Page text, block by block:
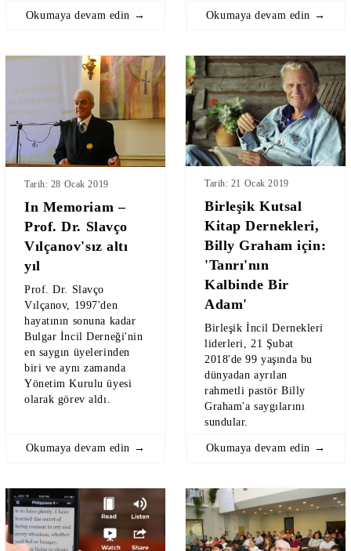
Okumaya devam edin → Okumaya devam edin →
In Memoriam –
Prof. Dr. Slavço
Vılçanov'sız altı
yıl
Tarih: 28 Ocak 2019
Prof. Dr. Slavço
Vılçanov, 1997'den
hayatının sonuna kadar
Bulgar İncil Derneği'nin
en saygın üyelerinden
biri ve aynı zamanda
Yönetim Kurulu üyesi
olarak görev aldı.
Okumaya devam edin →
Birleşik Kutsal
Kitap Dernekleri,
Billy Graham için:
'Tanrı'nın
Kalbinde Bir
Adam'
Tarih: 21 Ocak 2019
Birleşik İncil Dernekleri
liderleri, 21 Şubat
2018'de 99 yaşında bu
dünyadan ayrılan
rahmetli pastör Billy
Graham'a saygılarını
sundular.
Okumaya devam edin →